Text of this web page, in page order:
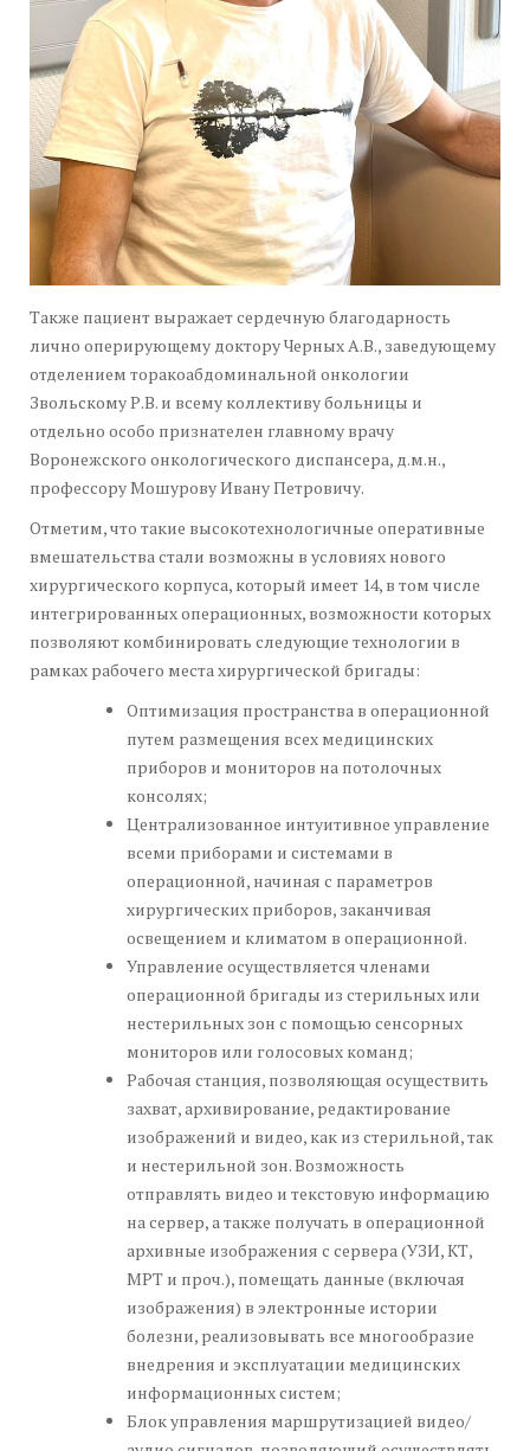
Также пациент выражает сердечную благодарность
лично оперирующему доктору Черных А.В., заведующему
отделением торакоабдоминальной онкологии
Звольскому Р.В. и всему коллективу больницы и
отдельно особо признателен главному врачу
Воронежского онкологического диспансера, д.м.н.,
профессору Мошурову Ивану Петровичу.
Отметим, что такие высокотехнологичные оперативные
вмешательства стали возможны в условиях нового
хирургического корпуса, который имеет 14, в том числе
интегрированных операционных, возможности которых
позволяют комбинировать следующие технологии в
рамках рабочего места хирургической бригады:
Оптимизация пространства в операционной
путем размещения всех медицинских
приборов и мониторов на потолочных
консолях;
Централизованное интуитивное управление
всеми приборами и системами в
операционной, начиная с параметров
хирургических приборов, заканчивая
освещением и климатом в операционной.
Управление осуществляется членами
операционной бригады из стерильных или
нестерильных зон с помощью сенсорных
мониторов или голосовых команд;
Рабочая станция, позволяющая осуществить
захват, архивирование, редактирование
изображений и видео, как из стерильной, так
и нестерильной зон. Возможность
отправлять видео и текстовую информацию
на сервер, а также получать в операционной
архивные изображения с сервера (УЗИ, КТ,
МРТ и проч.), помещать данные (включая
изображения) в электронные истории
болезни, реализовывать все многообразие
внедрения и эксплуатации медицинских
информационных систем;
Блок управления маршрутизацией видео/